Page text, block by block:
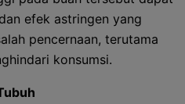
efek astringen yang
pencernaan, terutama
konsumsi.